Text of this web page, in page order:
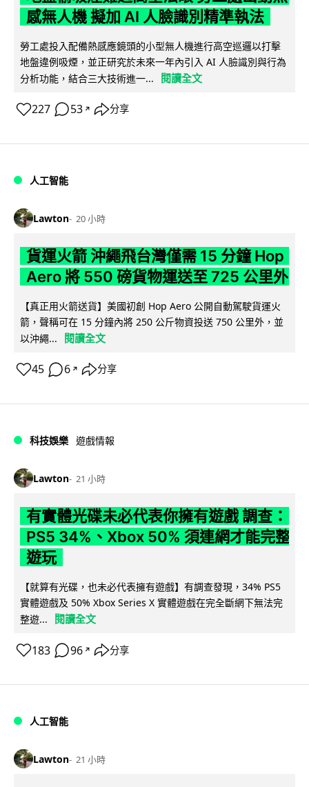
感無人機 擬加 AI 人臉識別精準執法
勞工處投入配備熱感應鏡頭的小型無人機進行高空巡邏以打擊
地盤違例吸煙，並正研究於未來一年內引入 AI 人臉識別與行為
分析功能，結合三大技術進一...
閱讀全文
227 53 ↗ 分享
人工智能
Lawton 20 小時
貨運火箭 沖繩飛台灣僅需 15 分鐘 Hop
Aero 將 550 磅貨物運送至 725 公里外
【真正用火箭送貨】美國初創 Hop Aero 公開自動駕駛貨運火
箭，聲稱可在 15 分鐘內將 250 公斤物資投送 750 公里外，並
以沖繩...
閱讀全文
45 6 ↗ 分享
科技娛樂 遊戲情報
Lawton 21 小時
有實體光碟未必代表你擁有遊戲 調查：
PS5 34%、Xbox 50% 須連網才能完整
遊玩
【就算有光碟，也未必代表擁有遊戲】有調查發現，34% PS5
實體遊戲及 50% Xbox Series X 實體遊戲在完全斷網下無法完
整遊...
閱讀全文
183 96 ↗ 分享
人工智能
Lawton 21 小時